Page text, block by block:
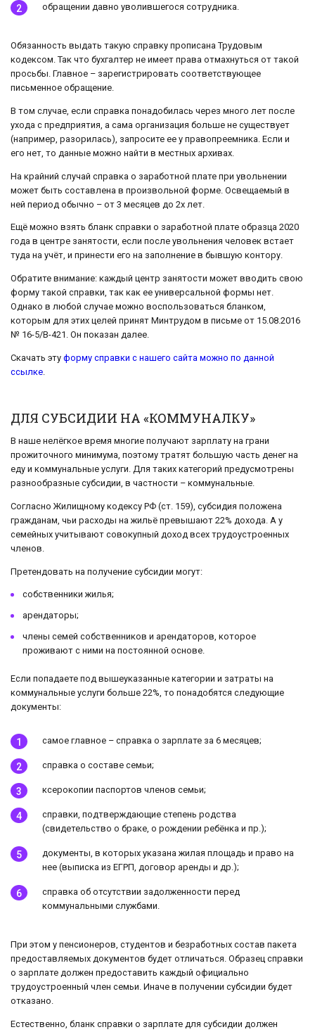
обращении давно уволившегося сотрудника.
Обязанность выдать такую справку прописана Трудовым
кодексом. Так что бухгалтер не имеет права отмахнуться от такой
просьбы. Главное – зарегистрировать соответствующее
письменное обращение.
В том случае, если справка понадобилась через много лет после
ухода с предприятия, а сама организация больше не существует
(например, разорилась), запросите ее у правопреемника. Если и
его нет, то данные можно найти в местных архивах.
На крайний случай справка о заработной плате при увольнении
может быть составлена в произвольной форме. Освещаемый в
ней период обычно – от 3 месяцев до 2х лет.
Ещё можно взять бланк справки о заработной плате образца 2020
года в центре занятости, если после увольнения человек встает
туда на учёт, и принести его на заполнение в бывшую контору.
Обратите внимание: каждый центр занятости может вводить свою
форму такой справки, так как ее универсальной формы нет.
Однако в любой случае можно воспользоваться бланком,
которым для этих целей принят Минтрудом в письме от 15.08.2016
№ 16-5/В-421. Он показан далее.
Скачать эту форму справки с нашего сайта можно по данной
ссылке.
ДЛЯ СУБСИДИИ НА «КОММУНАЛКУ»
В наше нелёгкое время многие получают зарплату на грани
прожиточного минимума, поэтому тратят большую часть денег на
еду и коммунальные услуги. Для таких категорий предусмотрены
разнообразные субсидии, в частности – коммунальные.
Согласно Жилищному кодексу РФ (ст. 159), субсидия положена
гражданам, чьи расходы на жильё превышают 22% дохода. А у
семейных учитывают совокупный доход всех трудоустроенных
членов.
Претендовать на получение субсидии могут:
собственники жилья;
арендаторы;
члены семей собственников и арендаторов, которое
проживают с ними на постоянной основе.
Если попадаете под вышеуказанные категории и затраты на
коммунальные услуги больше 22%, то понадобятся следующие
документы:
самое главное – справка о зарплате за 6 месяцев;
справка о составе семьи;
ксерокопии паспортов членов семьи;
справки, подтверждающие степень родства
(свидетельство о браке, о рождении ребёнка и пр.);
документы, в которых указана жилая площадь и право на
нее (выписка из ЕГРП, договор аренды и др.);
справка об отсутствии задолженности перед
коммунальными службами.
При этом у пенсионеров, студентов и безработных состав пакета
предоставляемых документов будет отличаться. Образец справки
о зарплате должен предоставить каждый официально
трудоустроенный член семьи. Иначе в получении субсидии будет
отказано.
Естественно, бланк справки о зарплате для субсидии должен